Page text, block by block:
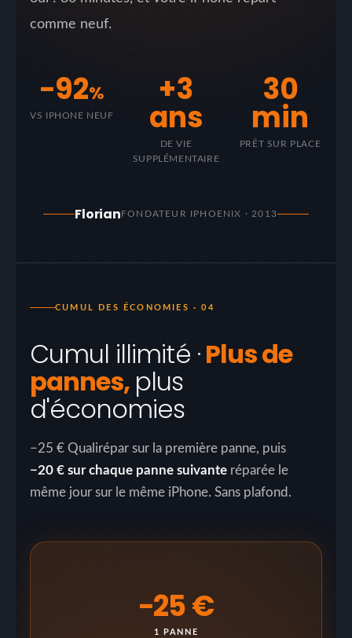
comme neuf.
−92%
VS IPHONE NEUF
+3
ans
DE VIE
SUPPLÉMENTAIRE
30
min
PRÊT SUR PLACE
Florian FONDATEUR IPHOENIX · 2013
CUMUL DES ÉCONOMIES · 04
Cumul illimité ·Plus de
pannes, plus
d'économies
−25 € Qualirépar sur la première panne, puis
−20 € sur chaque panne suivante réparée le
même jour sur le même iPhone. Sans plafond.
−25 €
1 PANNE